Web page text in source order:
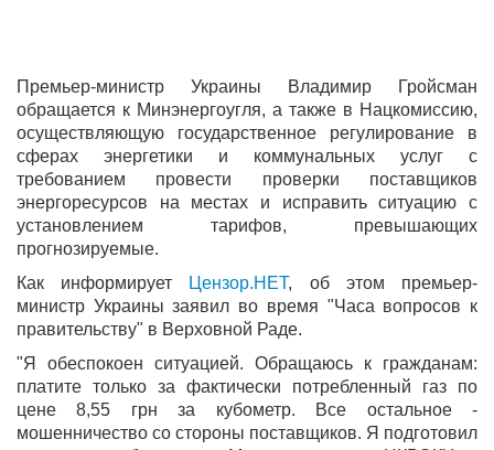
Премьер-министр Украины Владимир Гройсман
обращается к Минэнергоугля, а также в Нацкомиссию,
осуществляющую государственное регулирование в
сферах энергетики и коммунальных услуг с
требованием провести проверки поставщиков
энергоресурсов на местах и ​​исправить ситуацию с
установлением тарифов, превышающих
прогнозируемые.
Как информирует
Цензор.НЕТ, об этом премьер-
министр Украины заявил во время "Часа вопросов к
правительству" в Верховной Раде.
"Я обеспокоен ситуацией. Обращаюсь к гражданам:
платите только за фактически потребленный газ по
цене 8,55 грн за кубометр. Все остальное -
мошенничество со стороны поставщиков. Я подготовил